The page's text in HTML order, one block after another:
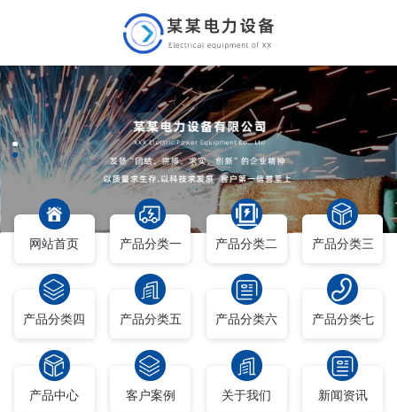
网站首页 产品分类一 产品分类二 产品分类三
产品分类四 产品分类五 产品分类六 产品分类七
产品中心 客户案例 关于我们 新闻资讯